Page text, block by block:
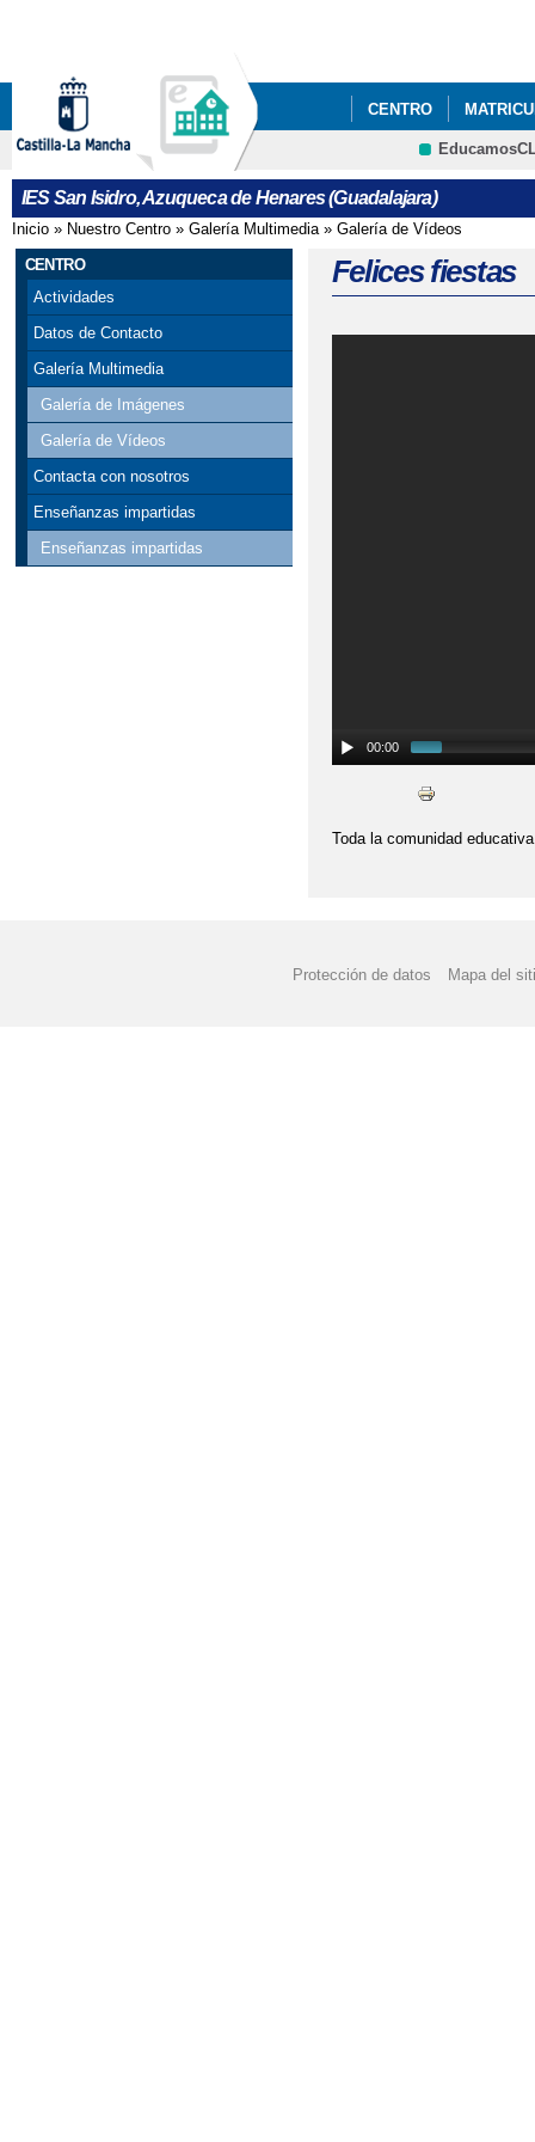
CENTRO
PODCAST ONDASANI
EXÁMENES PARA
CRFP
IES San Isidro, Azuqueca de Henares (Guadalajara)
Se encuentra usted aquí
Inicio » Nuestro Centro » Galería Multimedia» Galería de Vídeos
CENTRO
Actividades
Datos de Contacto
Galería Multimedia
Galería de Imágenes
Galería de Vídeos
Contacta con nosotros
Enseñanzas impartidas
Enseñanzas impartidas
Felices fiestas
00:00
Toda la comunidad
Protección de datos Mapa del